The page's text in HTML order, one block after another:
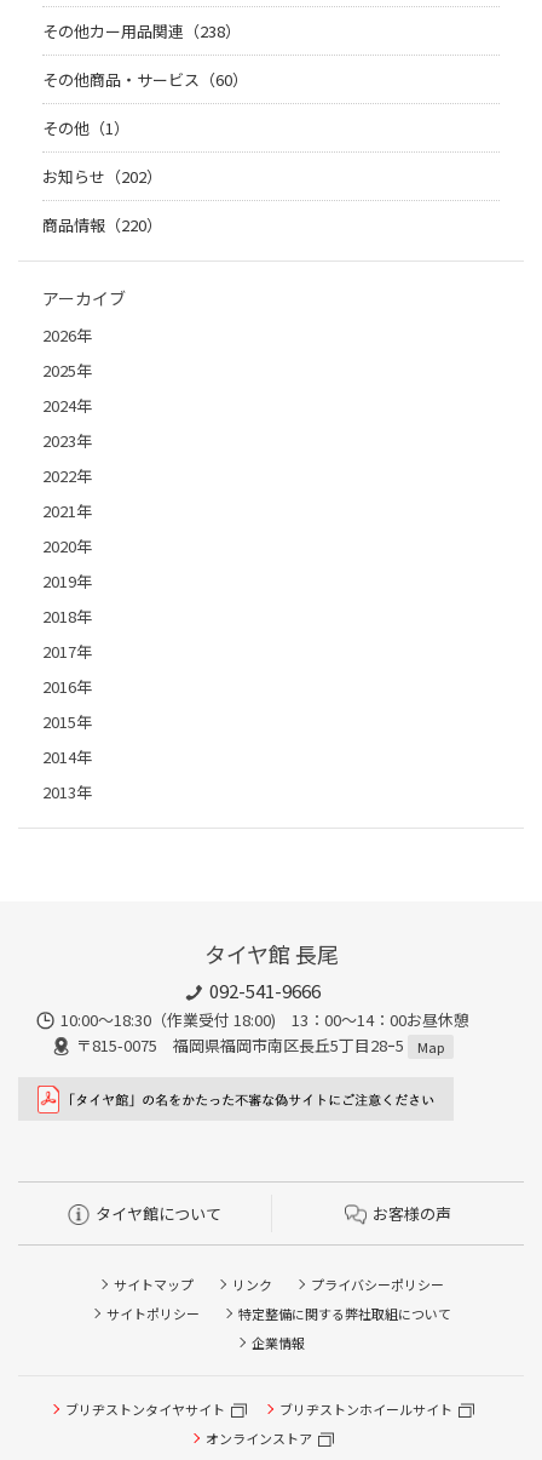
その他カー用品関連（238）
その他商品・サービス（60）
その他（1）
お知らせ（202）
商品情報（220）
アーカイブ
2026年
2025年
2024年
2023年
2022年
2021年
2020年
2019年
2018年
2017年
2016年
2015年
2014年
2013年
タイヤ館 長尾
092-541-9666
10:00～18:30（作業受付 18:00) 13：00～14：00お昼休憩
〒815-0075 福岡県福岡市南区長丘5丁目28ｰ5
Map
タイヤ館について お客様の声
サイトマップ リンク
プライバシーポリシー
サイトポリシー
特定整備に関する弊社取組について
企業情報
ブリヂストンタイヤサイト
ブリヂストンホイールサイト
オンラインストア
タイヤ点検・安全点検/タイヤ履き替え/オイル交換/その他
ピット作業の予約